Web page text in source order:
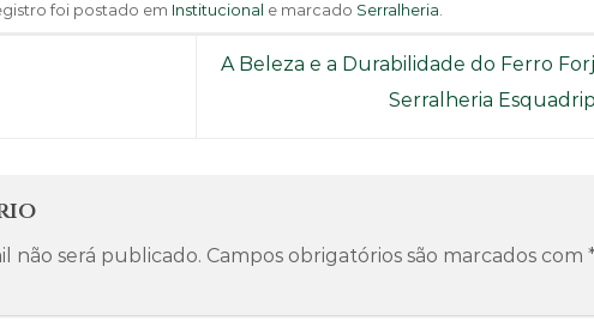
foi postado em Institucional e marcado Serralheria.
A Beleza e a Durabilidade do Ferro
Serralheria
não será publicado. Campos obrigatórios são marcados com *